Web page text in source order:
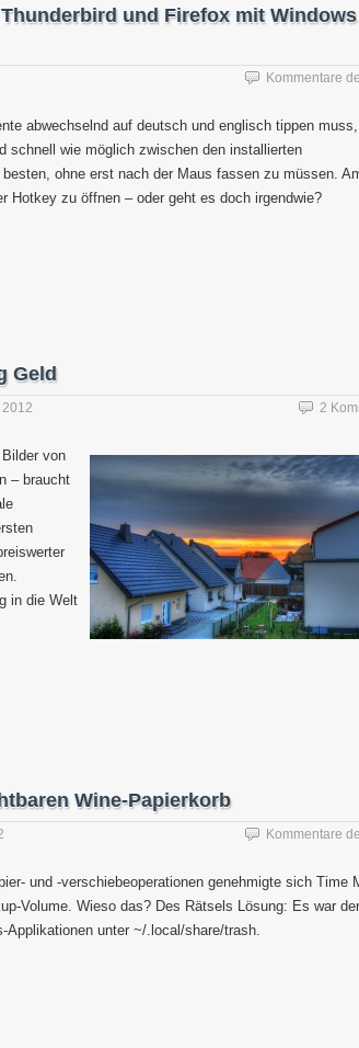
und Firefox mit
Kommentare
abwechselnd auf deutsch und englisch tippen
schnell wie möglich zwischen den installierten
ohne erst nach der Maus fassen zu müssen.
Hotkey zu öffnen – oder geht es doch irgendwie?
Geld
2
von
– braucht
in die Welt
Wine-Papierkorb
Kommentare
und -verschiebeoperationen genehmigte sich Time
Volume. Wieso das? Des Rätsels Lösung: Es war der
Applikationen unter ~/.local/share/trash.